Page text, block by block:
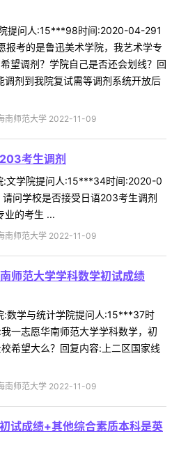
提问人:15***98时间:2020-04-291
报考的是鲁迅美术学院，我艺术学专
望调剂？学院自己是否还会划线？回
剂到我院复试需等调剂系统开放后
南师范大学 2022-11-09
考生调剂
:文学院提问人:15***34时间:2020-0
问学校是否接受日语203考生调剂
业的考生 ...
南师范大学 2022-11-09
师范大学学科数学初试成绩
数学与统计学院提问人:15***37时
一志愿华南师范大学学科数学，初
希望大么？回复内容:上二区国家线
南师范大学 2022-11-09
试成绩+其他综合素质本科是英